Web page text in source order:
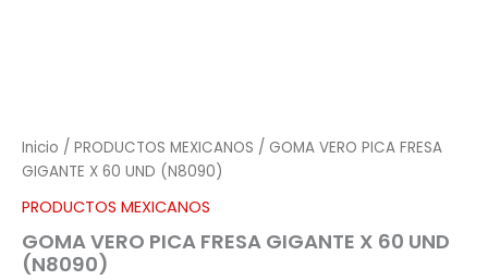
Inicio / PRODUCTOS MEXICANOS / GOMA VERO PICA FRESA
GIGANTE X 60 UND (N8090)
PRODUCTOS MEXICANOS
GOMA VERO PICA FRESA GIGANTE X 60 UND
(N8090)